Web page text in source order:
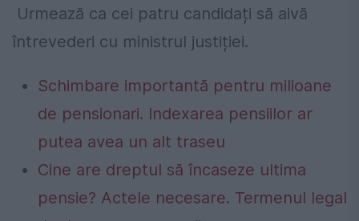
Urmează ca cei patru candidați să aivă
întrevederi cu ministrul justiției.
Schimbare importantă pentru milioane
de pensionari. Indexarea pensiilor ar
putea avea un alt traseu
Cine are dreptul să încaseze ultima
pensie? Actele necesare. Termenul legal